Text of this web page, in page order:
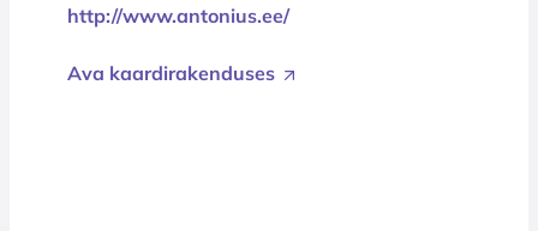
http://www.antonius.ee/
Ava kaardirakenduses